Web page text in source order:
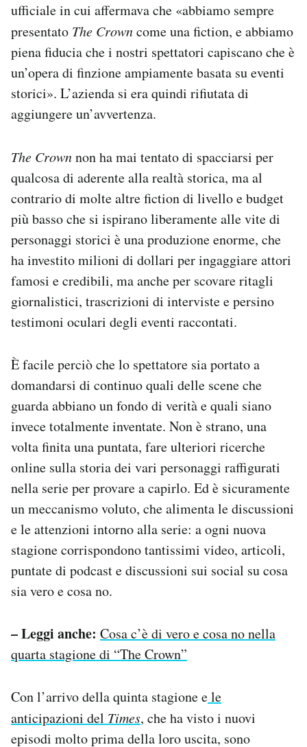
ufficiale in cui affermava che «abbiamo sempre
presentato The Crowncome una fiction, e abbiamo
piena fiducia che i nostri spettatori capiscano che è
un’opera di finzione ampiamente basata su eventi
storici». L’azienda si era quindi rifiutata di
aggiungere un’avvertenza.
The Crownnon ha mai tentato di spacciarsi per
qualcosa di aderente alla realtà storica, ma al
contrario di molte altre fiction di livello e budget
più basso che si ispirano liberamente alle vite di
personaggi storici è una produzione enorme, che
ha investito milioni di dollari per ingaggiare attori
famosi e credibili, ma anche per scovare ritagli
giornalistici, trascrizioni di interviste e persino
testimoni oculari degli eventi raccontati.
È facile perciò che lo spettatore sia portato a
domandarsi di continuo quali delle scene che
guarda abbiano un fondo di verità e quali siano
invece totalmente inventate. Non è strano, una
volta finita una puntata, fare ulteriori ricerche
online sulla storia dei vari personaggi raffigurati
nella serie per provare a capirlo. Ed è sicuramente
un meccanismo voluto, che alimenta le discussioni
e le attenzioni intorno alla serie: a ogni nuova
stagione corrispondono tantissimi video, articoli,
puntate di podcast e discussioni sui social su cosa
sia vero e cosa no.
– Leggi anche: Cosa c’è di vero e cosa no nella
quarta stagione di “The Crown”
Con l’arrivo della quinta stagione ele
anticipazioni del Times, che ha visto i nuovi
episodi molto prima della loro uscita, sono